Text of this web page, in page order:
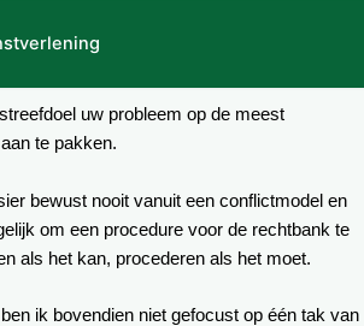
uw probleem op de meest
te pakken.
bewust nooit vanuit een conflictmodel en
om een procedure voor de rechtbank te
als het kan, procederen als het moet.
ik bovendien niet gefocust op één tak van